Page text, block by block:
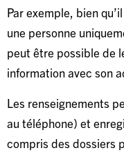
Par exemple, bien
une personne
peut être possible de
information avec son
Les renseignements
au téléphone) et
compris des dossiers